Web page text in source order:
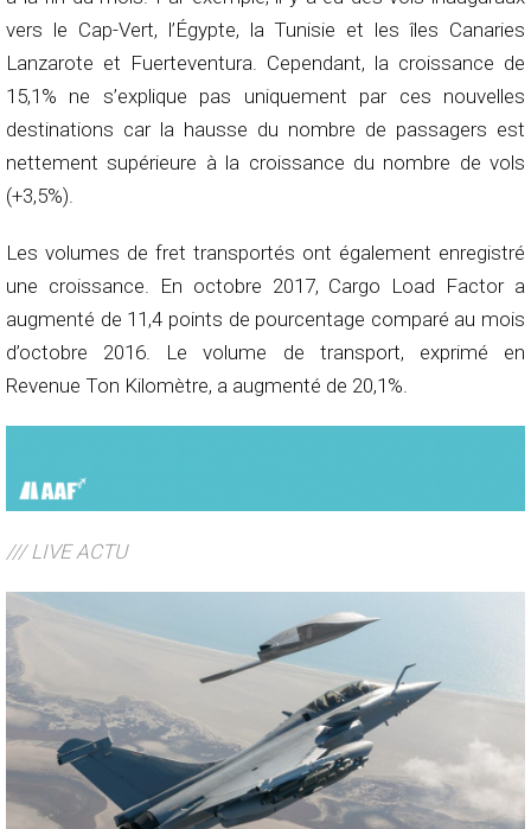
vers le Cap-Vert, l’Égypte, la Tunisie et les îles Canaries
Lanzarote et Fuerteventura. Cependant, la croissance de
15,1% ne s’explique pas uniquement par ces nouvelles
destinations car la hausse du nombre de passagers est
nettement supérieure à la croissance du nombre de vols
(+3,5%).
Les volumes de fret transportés ont également enregistré
une croissance. En octobre 2017, Cargo Load Factor a
augmenté de 11,4 points de pourcentage comparé au mois
d’octobre 2016. Le volume de transport, exprimé en
Revenue Ton Kilomètre, a augmenté de 20,1%.
/// LIVE ACTU